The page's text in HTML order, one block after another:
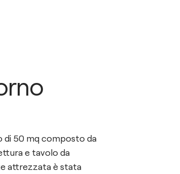
di 50 mq composto da
e tavolo da
attrezzata è stata